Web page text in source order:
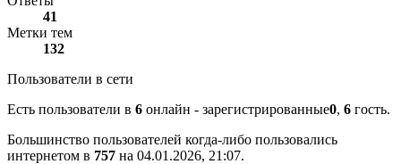
41
Метки тем
132
Пользователи в сети
Есть пользователи в 6 онлайн - зарегистрированные0, 6 гость.
Большинство пользователей когда-либо пользовались
интернетом в 757 на 04.01.2026, 21:07.